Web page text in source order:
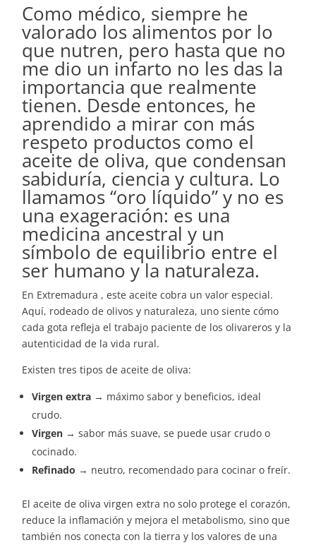
Como médico, siempre he
valorado los alimentos por lo
que nutren, pero hasta que no
me dio un infarto no les das la
importancia que realmente
tienen. Desde entonces, he
aprendido a mirar con más
respeto productos como el
aceite de oliva, que condensan
sabiduría, ciencia y cultura. Lo
llamamos “oro líquido” y no es
una exageración: es una
medicina ancestral y un
símbolo de equilibrio entre el
ser humano y la naturaleza.
En Extremadura , este aceite cobra un valor especial.
Aquí, rodeado de olivos y naturaleza, uno siente cómo
cada gota refleja el trabajo paciente de los olivareros y la
autenticidad de la vida rural.
Existen tres tipos de aceite de oliva:
Virgen extra → máximo sabor y beneficios, ideal
crudo.
Virgen → sabor más suave, se puede usar crudo o
cocinado.
Refinado → neutro, recomendado para cocinar o freír.
El aceite de oliva virgen extra no solo protege el corazón,
reduce la inflamación y mejora el metabolismo, sino que
también nos conecta con la tierra y los valores de una